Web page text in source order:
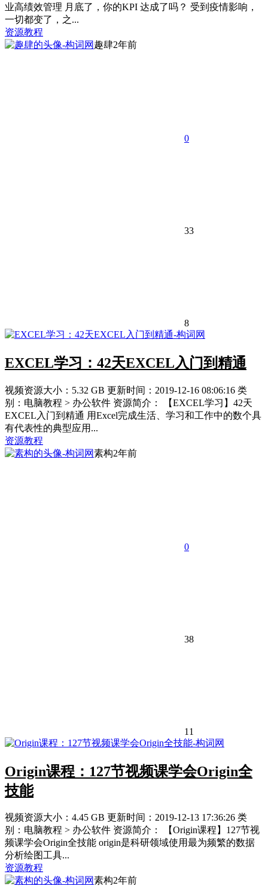
业高绩效管理 月底了，你的KPI 达成了吗？ 受到疫情影响，
一切都变了，之...
资源教程
趣肆2年前
0
33
8
EXCEL学习：42天EXCEL入门到精通
视频资源大小：5.32 GB 更新时间：2019-12-16 08:06:16 类
别：电脑教程 > 办公软件 资源简介： 【EXCEL学习】42天
EXCEL入门到精通 用Excel完成生活、学习和工作中的数个具
有代表性的典型应用...
资源教程
素构2年前
0
38
11
Origin课程：127节视频课学会Origin全
技能
视频资源大小：4.45 GB 更新时间：2019-12-13 17:36:26 类
别：电脑教程 > 办公软件 资源简介： 【Origin课程】127节视
频课学会Origin全技能 origin是科研领域使用最为频繁的数据
分析绘图工具...
资源教程
素构2年前